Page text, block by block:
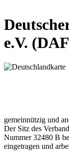
e.V.
gemeinnützig und
Der Sitz des
Nummer 32480 B
eingetragen und